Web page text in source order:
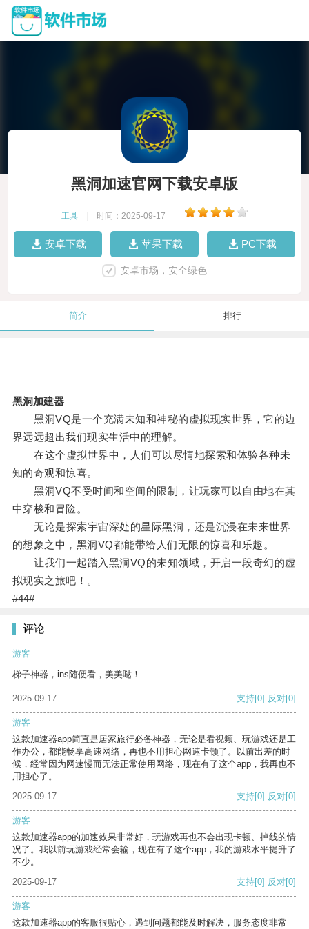
黑洞加速官网下载安卓版
工具 时间：2025-09-17
安卓下载 苹果下载 PC下载
安卓市场，安全绿色
简介 排行
黑洞加建器
黑洞VQ是一个充满未知和神秘的虚拟现实世界，它的边
界远远超出我们现实生活中的理解。
在这个虚拟世界中，人们可以尽情地探索和体验各种未
知的奇观和惊喜。
黑洞VQ不受时间和空间的限制，让玩家可以自由地在其
中穿梭和冒险。
无论是探索宇宙深处的星际黑洞，还是沉浸在未来世界
的想象之中，黑洞VQ都能带给人们无限的惊喜和乐趣。
让我们一起踏入黑洞VQ的未知领域，开启一段奇幻的虚
拟现实之旅吧！。
#44#
评论
游客
梯子神器，ins随便看，美美哒！
2025-09-17 支持[0] 反对[0]
游客
这款加速器app简直是居家旅行必备神器，无论是看视频、玩游戏还是工
作办公，都能畅享高速网络，再也不用担心网速卡顿了。以前出差的时
候，经常因为网速慢而无法正常使用网络，现在有了这个app，我再也不
用担心了。
2025-09-17
支持[0] 反对[0]
游客
这款加速器app的加速效果非常好，玩游戏再也不会出现卡顿、掉线的情
况了。我以前玩游戏经常会输，现在有了这个app，我的游戏水平提升了
不少。
2025-09-17
支持[0] 反对[0]
游客
这款加速器app的客服很贴心，遇到问题都能及时解决，服务态度非常